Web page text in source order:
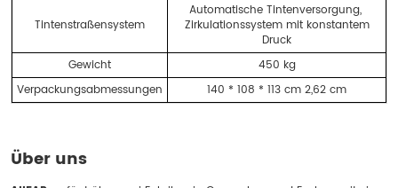
Tintenstraßensystem
Automatische Tintenversorgung,
Zirkulationssystem mit konstantem
Druck
Gewicht
450 kg
Verpackungsabmessungen
140 * 108 * 113 cm 2,62 cm
Über uns